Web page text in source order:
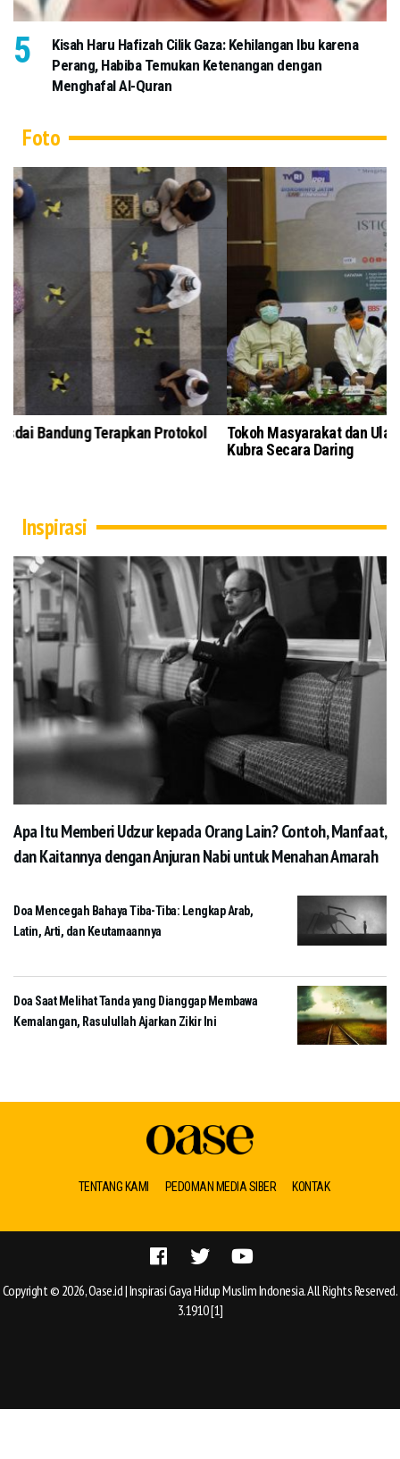
Kisah Haru Hafizah Cilik Gaza: Kehilangan Ibu karena
Perang, Habiba Temukan Ketenangan dengan
Menghafal Al-Quran
Foto
Salat Jumat di Masjid Pusdai Bandung Terapkan Protokol
Inspirasi
Apa Itu Memberi Udzur kepada Orang Lain? Contoh, Manfaat,
dan Kaitannya dengan Anjuran Nabi untuk Menahan Amarah
Doa Mencegah Bahaya Tiba-Tiba: Lengkap Arab,
Latin, Arti, dan Keutamaannya
Doa Saat Melihat Tanda yang Dianggap Membawa
Kemalangan, Rasulullah Ajarkan Zikir Ini
TENTANG KAMI PEDOMAN MEDIA SIBER KONTAK
Copyright © 2026, Oase.id | Inspirasi Gaya Hidup Muslim Indonesia. All Rights Reserved.
3.1910 [1]